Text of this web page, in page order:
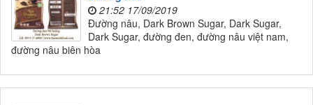
21:52 17/09/2019
Đường nâu, Dark Brown Sugar, Dark Sugar,
Dark Sugar, đường đen, đường nâu việt nam,
đường nâu biên hòa